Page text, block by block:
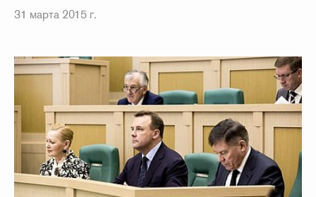
31 марта 2015 г.